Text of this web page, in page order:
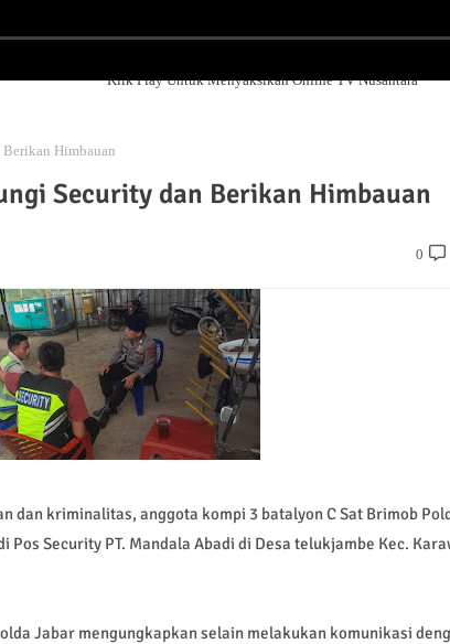
Klik Play Untuk Menyaksikan Online TV Nusantara
Himbauan
Security dan Berikan Himbauan
0
dan kriminalitas, anggota kompi 3 batalyon C Sat Brimob
Security PT. Mandala Abadi di Desa telukjambe Kec.
Jabar mengungkapkan selain melakukan komunikasi